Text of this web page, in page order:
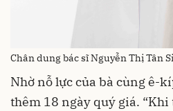
Chân dung bác sĩ Nguyễn Thị Tân
Nhờ nỗ lực của bà cùng ê-
thêm 18 ngày quý giá.